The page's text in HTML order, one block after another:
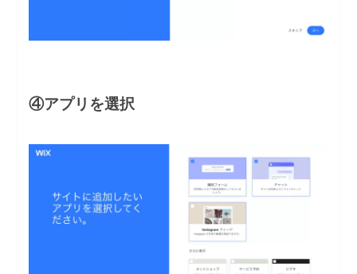
④アプリを選択